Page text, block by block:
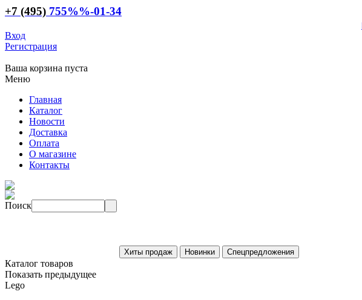
+7 (495) 755%%-01-34
Вход
Регистрация
Ваша корзина пуста
Меню
Главная
Каталог
Новости
Доставка
Оплата
О магазине
Контакты
Поиск
Каталог товаров
Показать предыдущее
Lego